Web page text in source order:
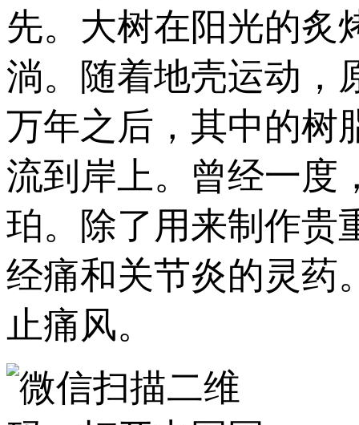
先。大树在阳光的炙
淌。随着地壳运动，
万年之后，其中的树
流到岸上。曾经一度
珀。除了用来制作贵
经痛和关节炎的灵药
止痛风。